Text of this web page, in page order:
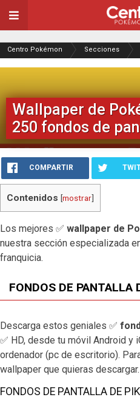
Centro Pokémon Secciones
Wallpaper de
250 fondos de
COMPARTIR
Contenidos [mostrar]
Los mejores ✅ wallpaper de
nuestra sección especializada
franquicia.
FONDOS DE PANTALLA
Descarga estos geniales ✅
✅ HD, desde tu móvil Android y
ordenador (pc de escritorio).
wallpaper que quieras descargar.
FONDOS DE PANTALLA DE